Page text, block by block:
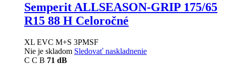
Semperit ALLSEASON-GRIP 175/65
R15 88 H Celoročné
XL EVC M+S 3PMSF
Nie je skladom Sledovať naskladnenie
C C B 71 dB